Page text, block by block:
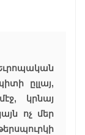
ըլլայ,
կրնայ
ոչ մեր